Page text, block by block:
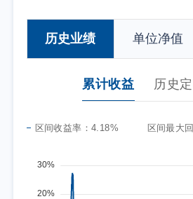
历史业绩 单位净值
累计收益 历史
区间收益率： 4.18% 区间最大